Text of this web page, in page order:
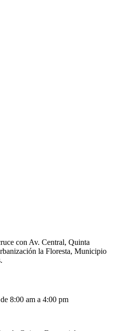
con Av. Central, Quinta
la Floresta, Municipio
8:00 am a 4:00 pm